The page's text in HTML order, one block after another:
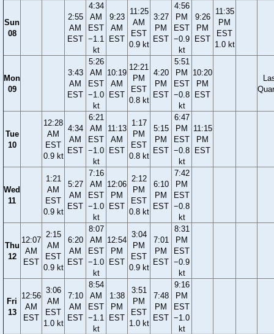
Sun
08
2:55
AM
EST
4:34
AM
EST
−1.1
kt
9:23
AM
EST
11:25
AM
EST
0.9 kt
3:27
PM
EST
4:56
PM
EST
−0.9
kt
9:26
PM
EST
11:35
PM
EST
1.0 kt
Mon
09
3:43
AM
EST
5:26
AM
EST
−1.0
kt
10:19
AM
EST
12:21
PM
EST
0.8 kt
4:20
PM
EST
5:51
PM
EST
−0.8
kt
10:20
PM
EST
Tue
10
12:28
AM
EST
0.9 kt
4:34
AM
EST
6:21
AM
EST
−1.0
kt
11:13
AM
EST
1:17
PM
EST
0.8 kt
5:15
PM
EST
6:47
PM
EST
−0.8
kt
11:15
PM
EST
Wed
11
1:21
AM
EST
0.9 kt
5:27
AM
EST
7:16
AM
EST
−1.0
kt
12:06
PM
EST
2:12
PM
EST
0.8 kt
6:10
PM
EST
7:42
PM
EST
−0.8
kt
Thu
12
12:07
AM
EST
2:15
AM
EST
0.9 kt
6:20
AM
EST
8:07
AM
EST
−1.0
kt
12:54
PM
EST
3:04
PM
EST
0.9 kt
7:01
PM
EST
8:31
PM
EST
−0.9
kt
Fri
13
12:56
AM
EST
3:06
AM
EST
1.0 kt
7:10
AM
EST
8:54
AM
EST
−1.1
kt
1:38
PM
EST
3:51
PM
EST
1.0 kt
7:48
PM
EST
9:16
PM
EST
−1.0
kt